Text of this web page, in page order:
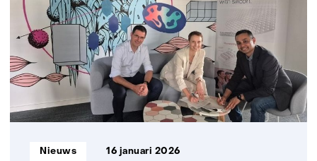
Informatietype:
Nieuws 16 januari 2026